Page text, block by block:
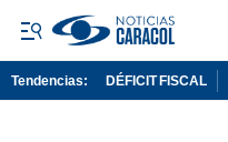
Tendencias: DÉFICIT FISCAL